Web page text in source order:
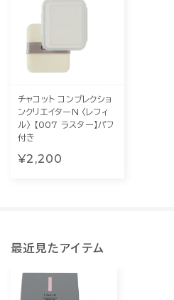
チャコット コンプレクショ
ンクリエイターN 〈レフィ
ル〉 【007 ラスター】パフ
付き
¥2,200
最近見たアイテム